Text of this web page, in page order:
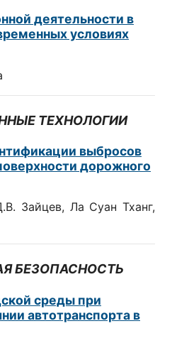
деятельности в
условиях
ТЕХНОЛОГИИ
выбросов
дорожного
Зайцев, Ла Суан Тханг,
БЕЗОПАСНОСТЬ
среды при
автотранспорта в